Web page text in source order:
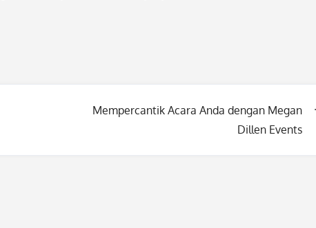
Mempercantik Acara Anda dengan Megan
Dillen Events